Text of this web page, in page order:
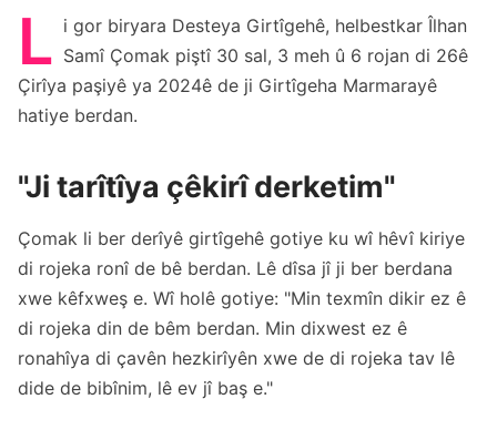
L i gor biryara Desteya Girtîgehê, helbestkar Îlhan
Samî Çomak piştî 30 sal, 3 meh û 6 rojan di 26ê
Çirîya paşiyê ya 2024ê de ji Girtîgeha Marmarayê
hatiye berdan.
"Ji tarîtîya çêkirî derketim"
Çomak li ber derîyê girtîgehê gotiye ku wî hêvî kiriye
di rojeka ronî de bê berdan. Lê dîsa jî ji ber berdana
xwe kêfxweş e. Wî holê gotiye: "Min texmîn dikir ez ê
di rojeka din de bêm berdan. Min dixwest ez ê
ronahîya di çavên hezkirîyên xwe de di rojeka tav lê
dide de bibînim, lê ev jî baş e."